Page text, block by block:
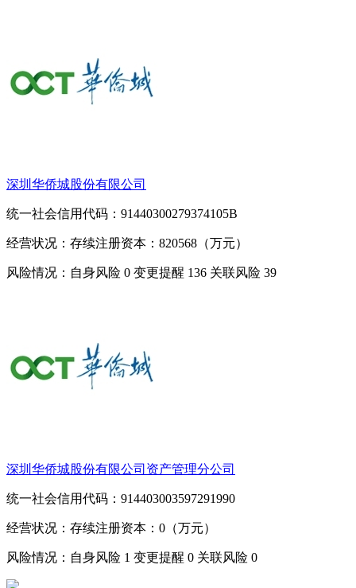
深圳华侨城股份有限公司
统一社会信用代码：91440300279374105B
经营状况：存续注册资本：820568（万元）
风险情况：自身风险 0 变更提醒 136 关联风险 39
深圳华侨城股份有限公司资产管理分公司
统一社会信用代码：914403003597291990
经营状况：存续注册资本：0（万元）
风险情况：自身风险 1 变更提醒 0 关联风险 0